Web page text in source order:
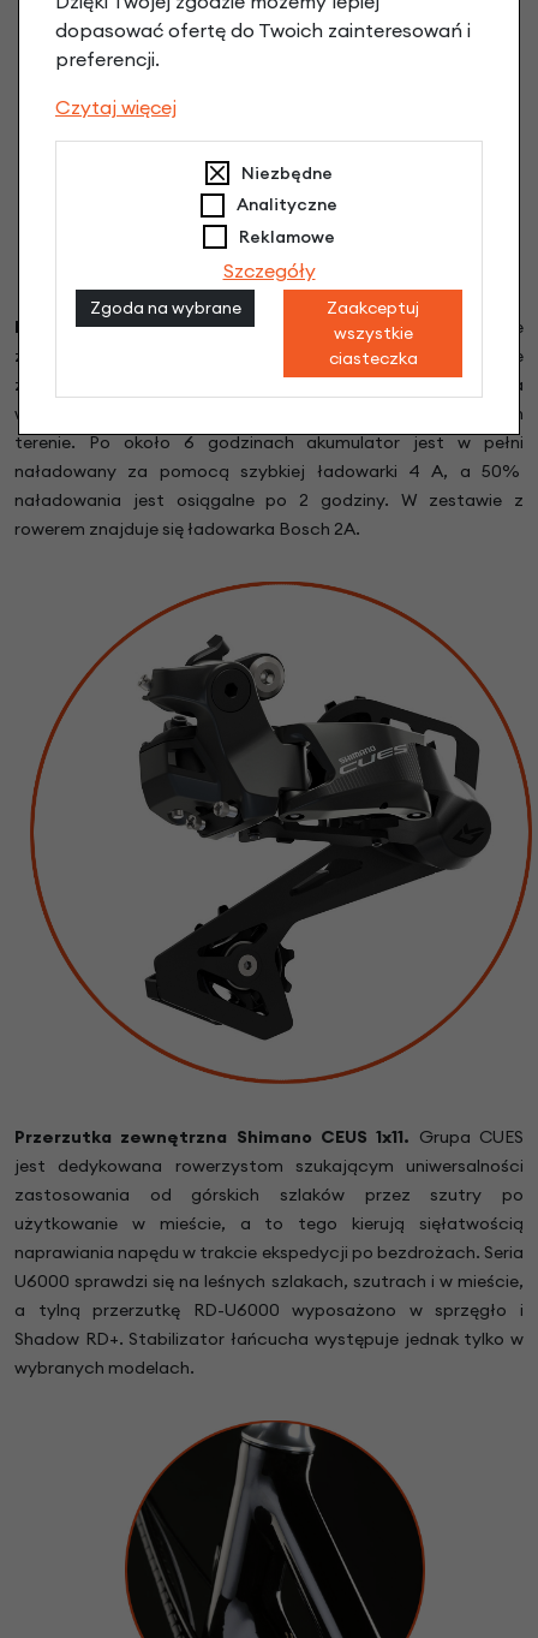
Bateria w ramie Bosch PowerTube400
Nowe
zoptymalizowane baterie Bosch PowerTube całkowicie
zintegrowane z ramą roweru. Bateria jest w pełni zabudowana
w ramie, nie wypadnie z obudowy nawet na wymagającym
terenie. Po około 6 godzinach akumulator jest w pełni
naładowany za pomocą szybkiej ładowarki 4 A, a 50%
naładowania jest osiągalne po 2 godziny. W zestawie z
rowerem znajduje się ładowarka Bosch 2A.
Przerzutka zewnętrzna Shimano CEUS 1x11. Grupa CUES
jest dedykowana rowerzystom szukającym uniwersalności
zastosowania od górskich szlaków przez szutry po
użytkowanie w mieście, a to tego kierują sięłatwością
naprawiania napędu w trakcie ekspedycji po bezdrożach. Seria
U6000 sprawdzi się na leśnych szlakach, szutrach i w mieście,
a tylną przerzutkę RD-U6000 wyposażono w sprzęgło i
Shadow RD+. Stabilizator łańcucha występuje jednak tylko w
wybranych modelach.
dopasować ofertę do Twoich zainteresowań i
preferencji.
Czytaj więcej
Niezbędne
Analityczne
Reklamowe
Szczegóły
Zgoda na wybrane
Zaakceptuj
wszystkie
ciasteczka